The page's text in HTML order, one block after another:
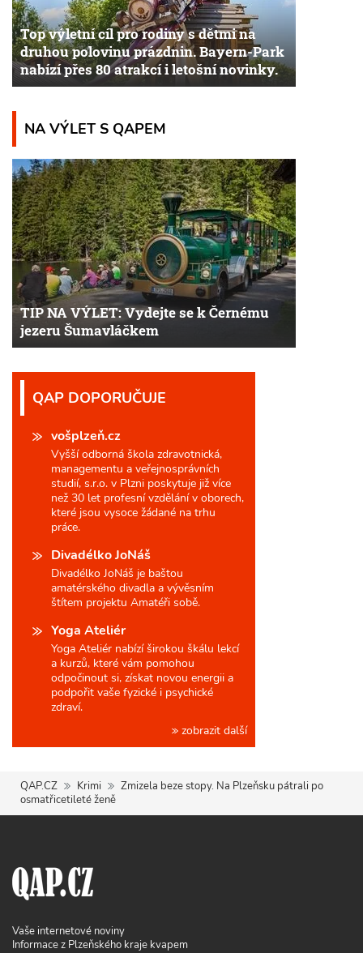
Top výletní cíl pro rodiny s dětmi na
druhou polovinu prázdnin. Bayern-Park
nabízí přes 80 atrakcí i letošní novinky.
NA VÝLET S QAPEM
TIP NA VÝLET: Vydejte se k Černému
jezeru Šumavláčkem
QAP DOPORUČUJE
vošplzeň.cz
Vyšší odborná škola zdravotnická,
managementu a veřejnosprávních
studií, s.r.o. v Plzni poskytuje již více
než 30 let profesní vzdělání v oborech,
které jsou vysoce žádané na trhu
práce.
Divadélko JoNáš
Divadélko JoNáš je baštou
amatérského divadla a vývěsním
štítem projektu Amatéři sobě.
Yoga Ateliér
Yoga Ateliér nabízí širokou škálu lekcí
a kurzů, které vám pomohou
odpočinout si, získat novou energii a
podpořit vaše fyzické i psychické
zdraví.
zobrazit další
QAP.CZ Krimi
Zmizela beze stopy. Na Plzeňsku pátrali po
osmatřicetileté ženě
Vaše internetové noviny
Informace z Plzeňského kraje kvapem